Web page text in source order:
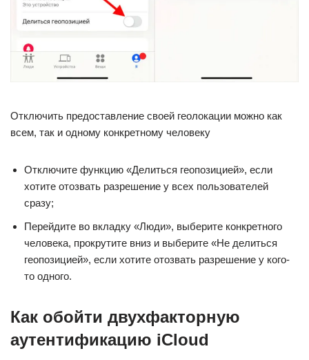
Отключить предоставление своей геолокации можно как
всем, так и одному конкретному человеку
Отключите функцию «Делиться геопозицией», если
хотите отозвать разрешение у всех пользователей
сразу;
Перейдите во вкладку «Люди», выберите конкретного
человека, прокрутите вниз и выберите «Не делиться
геопозицией», если хотите отозвать разрешение у кого-
то одного.
Как обойти двухфакторную
аутентификацию iCloud